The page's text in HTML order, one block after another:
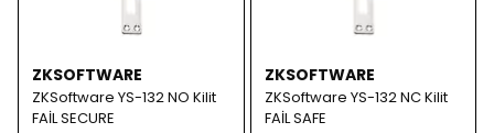
ZKSOFTWARE
ZKSoftware YS-132 NO Kilit
FAİL SECURE
ZKSOFTWARE
ZKSoftware YS-132 NC Kilit
FAİL SAFE